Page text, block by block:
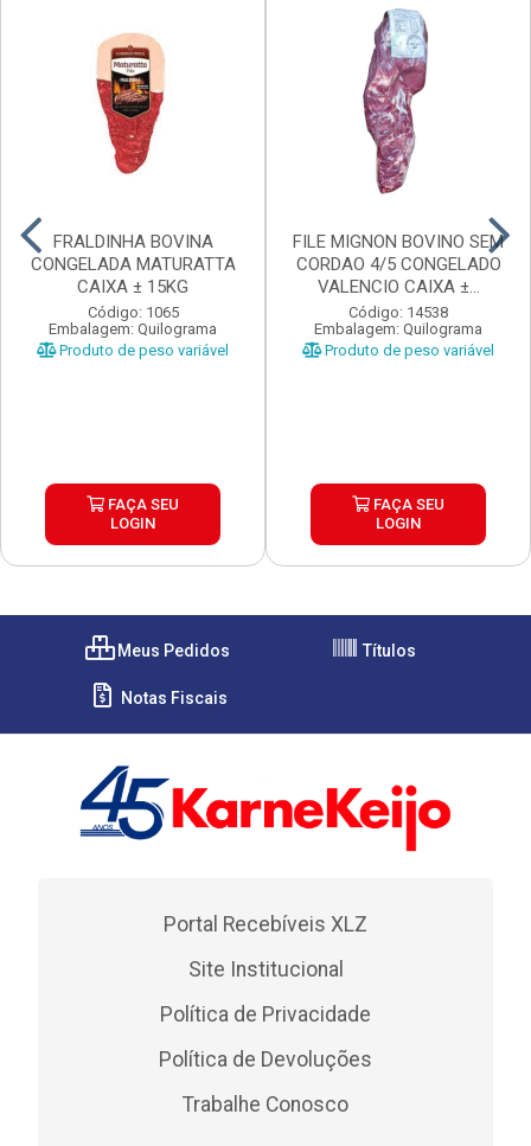
FRALDINHA BOVINA
CONGELADA MATURATTA
CAIXA ± 15KG
Código: 1065
Embalagem: Quilograma
Produto de peso variável
FAÇA SEU
LOGIN
FILE MIGNON BOVINO SEM
CORDAO 4/5 CONGELADO
VALENCIO CAIXA ±...
Código: 14538
Embalagem: Quilograma
Produto de peso variável
FAÇA SEU
LOGIN
Meus Pedidos Títulos
Notas Fiscais
Portal Recebíveis XLZ
Site Institucional
Política de Privacidade
Política de Devoluções
Trabalhe Conosco